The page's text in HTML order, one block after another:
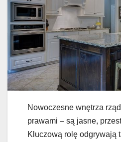
Nowoczesne wnętrza
prawami – są jasne,
Kluczową rolę odgrywają